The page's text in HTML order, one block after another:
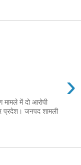
›
में दो आरोपी
प्रदेश। जनपद शामली